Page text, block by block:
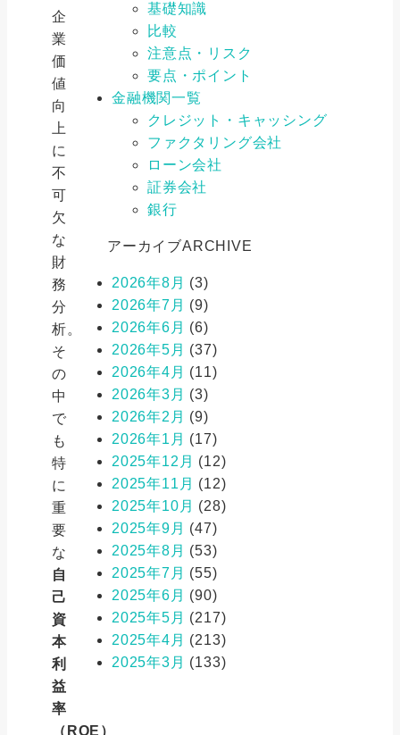
企
業
価
値
向
上
に
不
可
欠
な
財
務
分
析。
そ
の
中
で
も
特
に
重
要
な
自
己
資
本
利
益
率
（ROE）
基礎知識
比較
注意点・リスク
要点・ポイント
金融機関一覧
クレジット・キャッシング
ファクタリング会社
ローン会社
証券会社
銀行
アーカイブARCHIVE
2026年8月 (3)
2026年7月 (9)
2026年6月 (6)
2026年5月 (37)
2026年4月 (11)
2026年3月 (3)
2026年2月 (9)
2026年1月 (17)
2025年12月 (12)
2025年11月 (12)
2025年10月 (28)
2025年9月 (47)
2025年8月 (53)
2025年7月 (55)
2025年6月 (90)
2025年5月 (217)
2025年4月 (213)
2025年3月 (133)